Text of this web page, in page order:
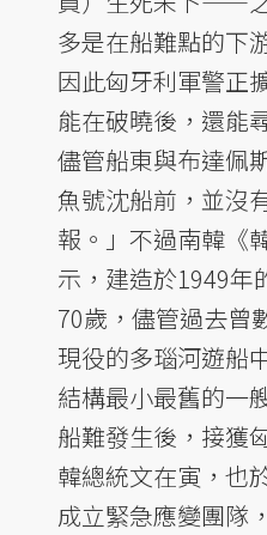
多是在船難點的
因此匈牙利軍警正
能在破曉後，還能
儘管船東與布達佩
魚號沈船前，並沒
報。」不過南韓《
示，建造於1949年
70歲，儘管過去曾
現役的多瑙河遊船
結構最小最舊的一
船難發生後，接獲
韓總統文在寅，也
成立緊急應變團隊